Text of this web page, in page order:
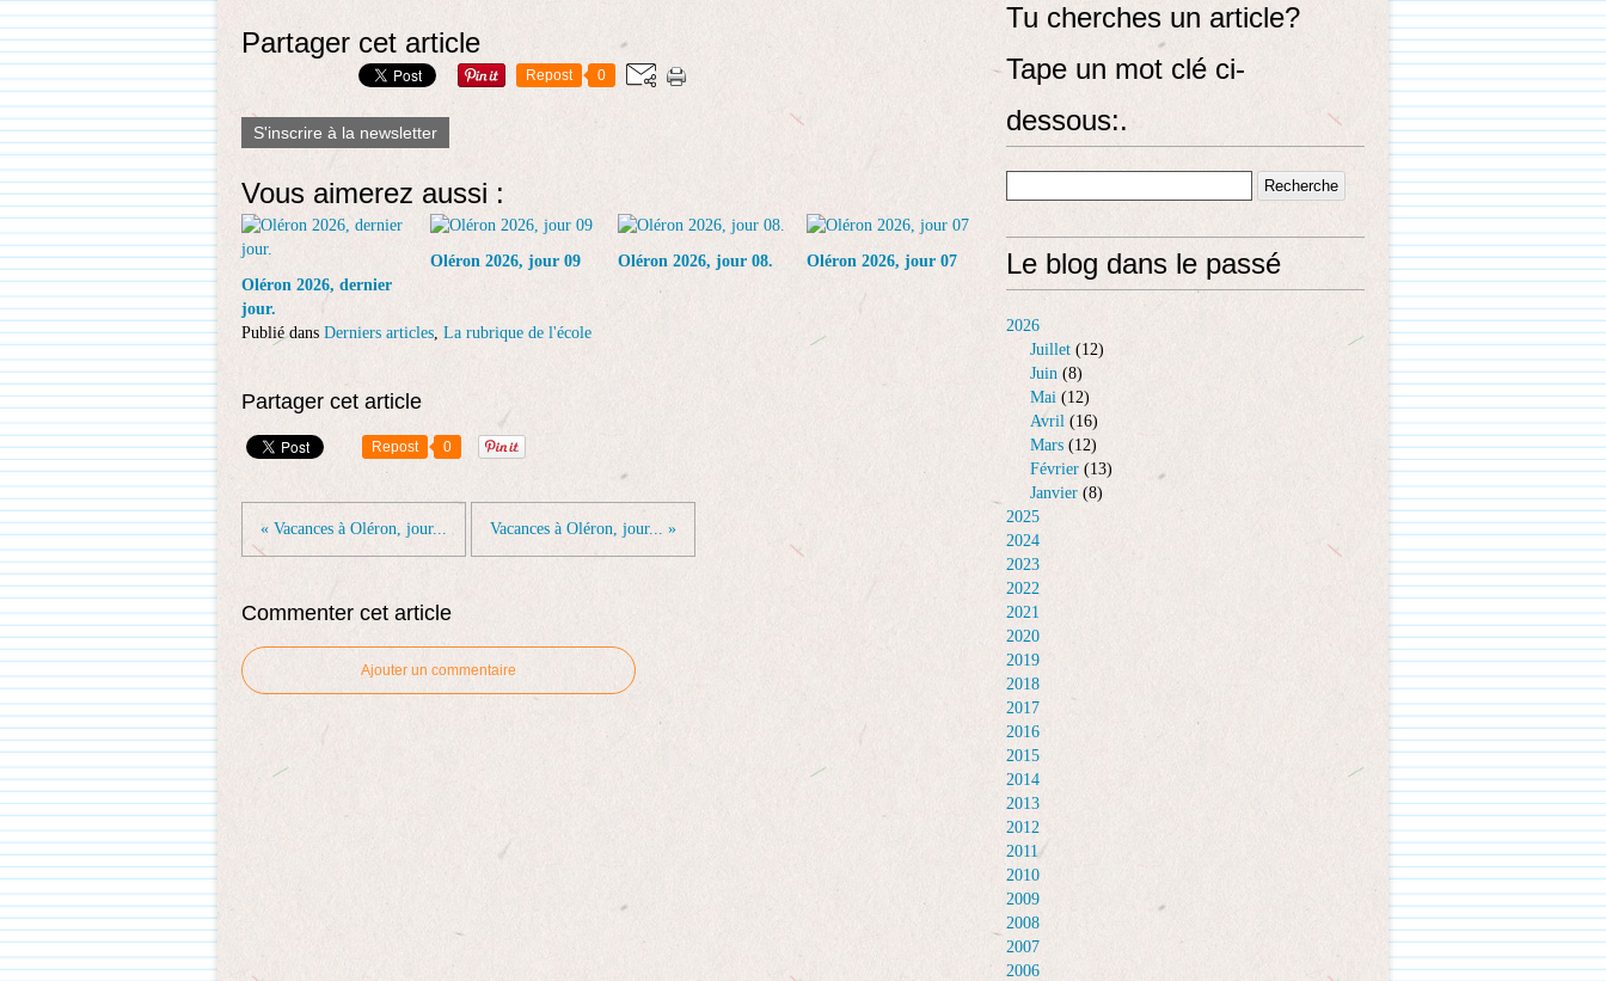
Partager cet article
Repost 0
S'inscrire à la newsletter
Vous aimerez aussi :
Oléron 2026, dernier
jour.
Oléron 2026, jour 09 Oléron 2026, jour 08. Oléron 2026, jour 07
Publié dans Derniers articles, La rubrique de l'école
Partager cet article
Repost 0
« Vacances à Oléron, jour... Vacances à Oléron, jour... »
Commenter cet article
Ajouter un commentaire
Tu cherches un article?
Tape un mot clé ci-
dessous:.
Le blog dans le passé
2026
Juillet (12)
Juin (8)
Mai (12)
Avril (16)
Mars (12)
Février (13)
Janvier (8)
2025
2024
2023
2022
2021
2020
2019
2018
2017
2016
2015
2014
2013
2012
2011
2010
2009
2008
2007
2006